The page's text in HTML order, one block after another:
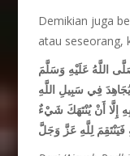
Demikian juga
atau seseorang,
اللَّهُ عَلَيْهِ وَسَلَّمَ
يُجَاهِدَ فِي سَبِيلِ اللَّهِ
إِلَّا أَنْ يُنْتَهَكَ شَيْءٌ
لِلَّهِ عَزَّ وَجَلَّ